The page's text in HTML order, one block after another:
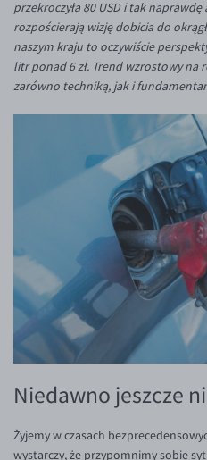
Inne pary walutowe
AUD/PLN
BGN/PLN
HKD/PLN
JPY/PLN
NZD/PLN
RON/PLN
SGD/PLN
TRY/PLN
ZAR/PLN
EUR/GBP
Aplikacja mobilna
Bezpieczeństwo
Pomoc
Konto i opłaty
Wymiana walut
Banki i przelewy
Przelewy zagraniczne
Słowniczek
Poradnik
KONTAKT
Kontakt
przekroczyła 80 USD i tak
rozpościerają wizję dobicia do
naszym kraju to oczywiście
litr ponad 6 zł. Trend wzrostowy
zarówno techniką, jak i
Niedawno jeszcze
Żyjemy w czasach
wystarczy, że przypomnimy sobie